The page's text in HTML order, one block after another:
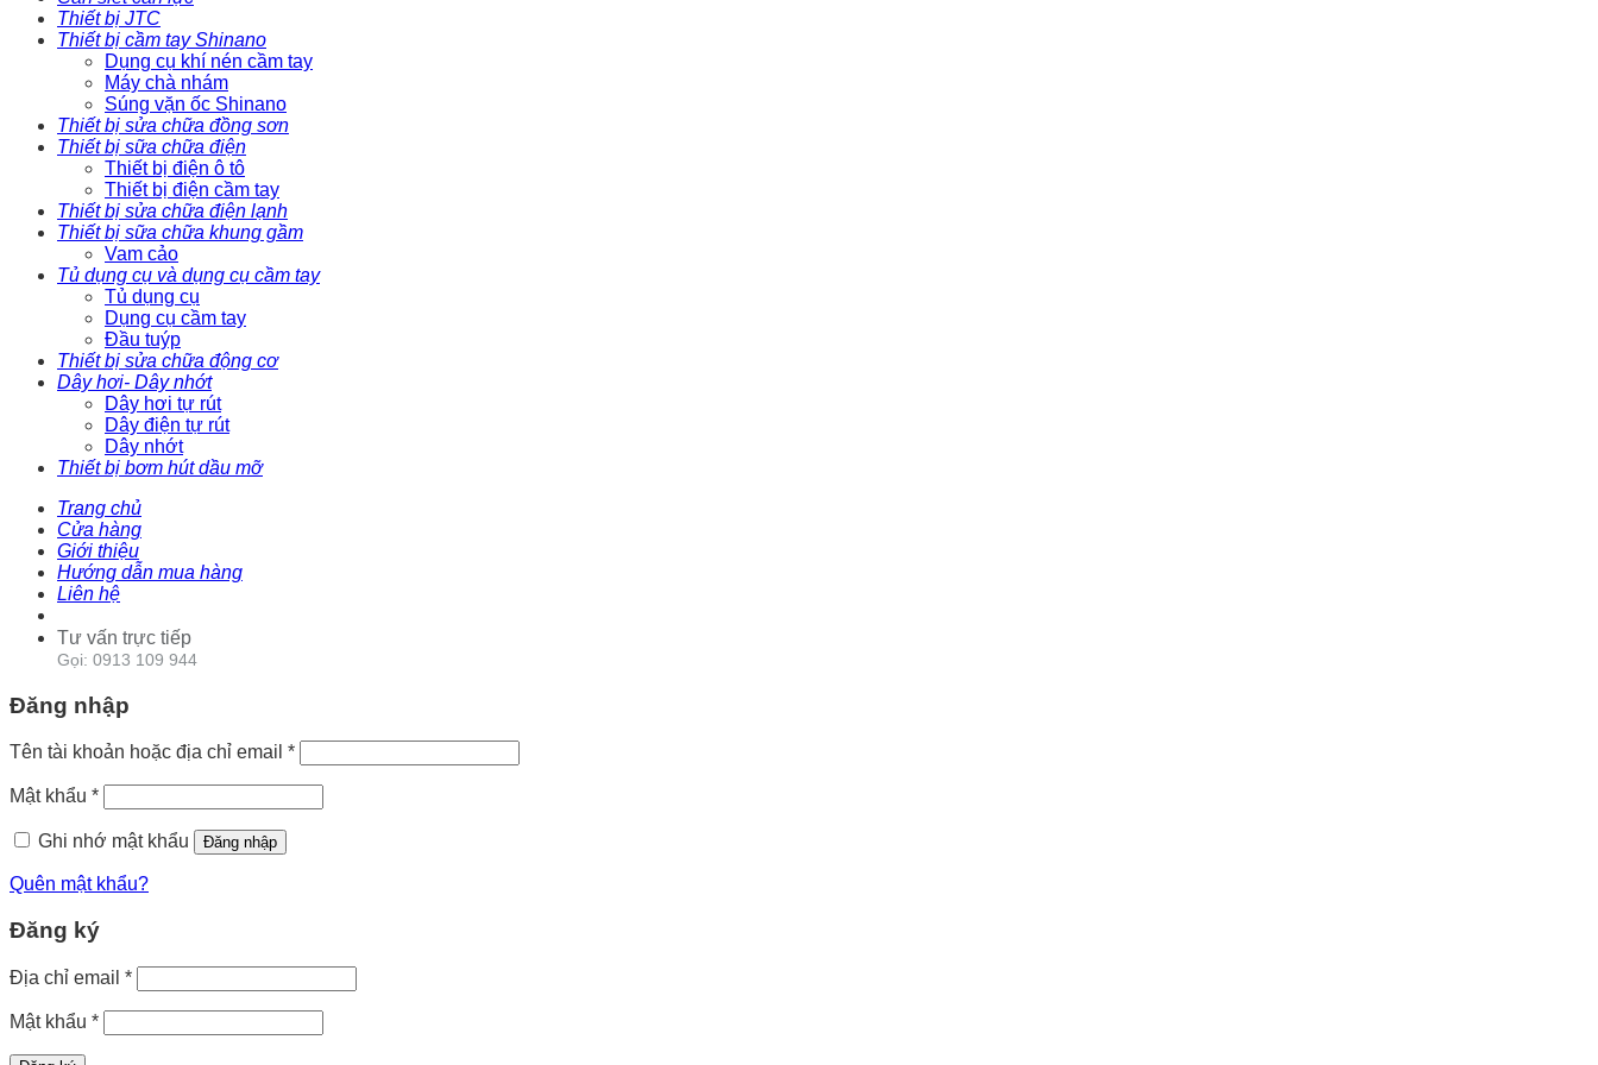
Thiết bị JTC
Thiết bị cầm tay Shinano
Dụng cụ khí nén cầm tay
Máy chà nhám
Súng vặn ốc Shinano
Thiết bị sửa chữa đồng sơn
Thiết bị sữa chữa điện
Thiết bị điện ô tô
Thiết bị điện cầm tay
Thiết bị sửa chữa điện lạnh
Thiết bị sữa chữa khung gầm
Vam cảo
Tủ dụng cụ và dụng cụ cầm tay
Tủ dụng cụ
Dụng cụ cầm tay
Đầu tuýp
Thiết bị sửa chữa động cơ
Dây hơi- Dây nhớt
Dây hơi tự rút
Dây điện tự rút
Dây nhớt
Thiết bị bơm hút dầu mỡ
Trang chủ
Cửa hàng
Giới thiệu
Hướng dẫn mua hàng
Liên hệ
Tư vấn trực tiếp
Gọi: 0913 109 944
Đăng nhập
Tên tài khoản hoặc địa chỉ email *
Mật khẩu *
Ghi nhớ mật khẩu Đăng nhập
Quên mật khẩu?
Đăng ký
Địa chỉ email *
Mật khẩu *